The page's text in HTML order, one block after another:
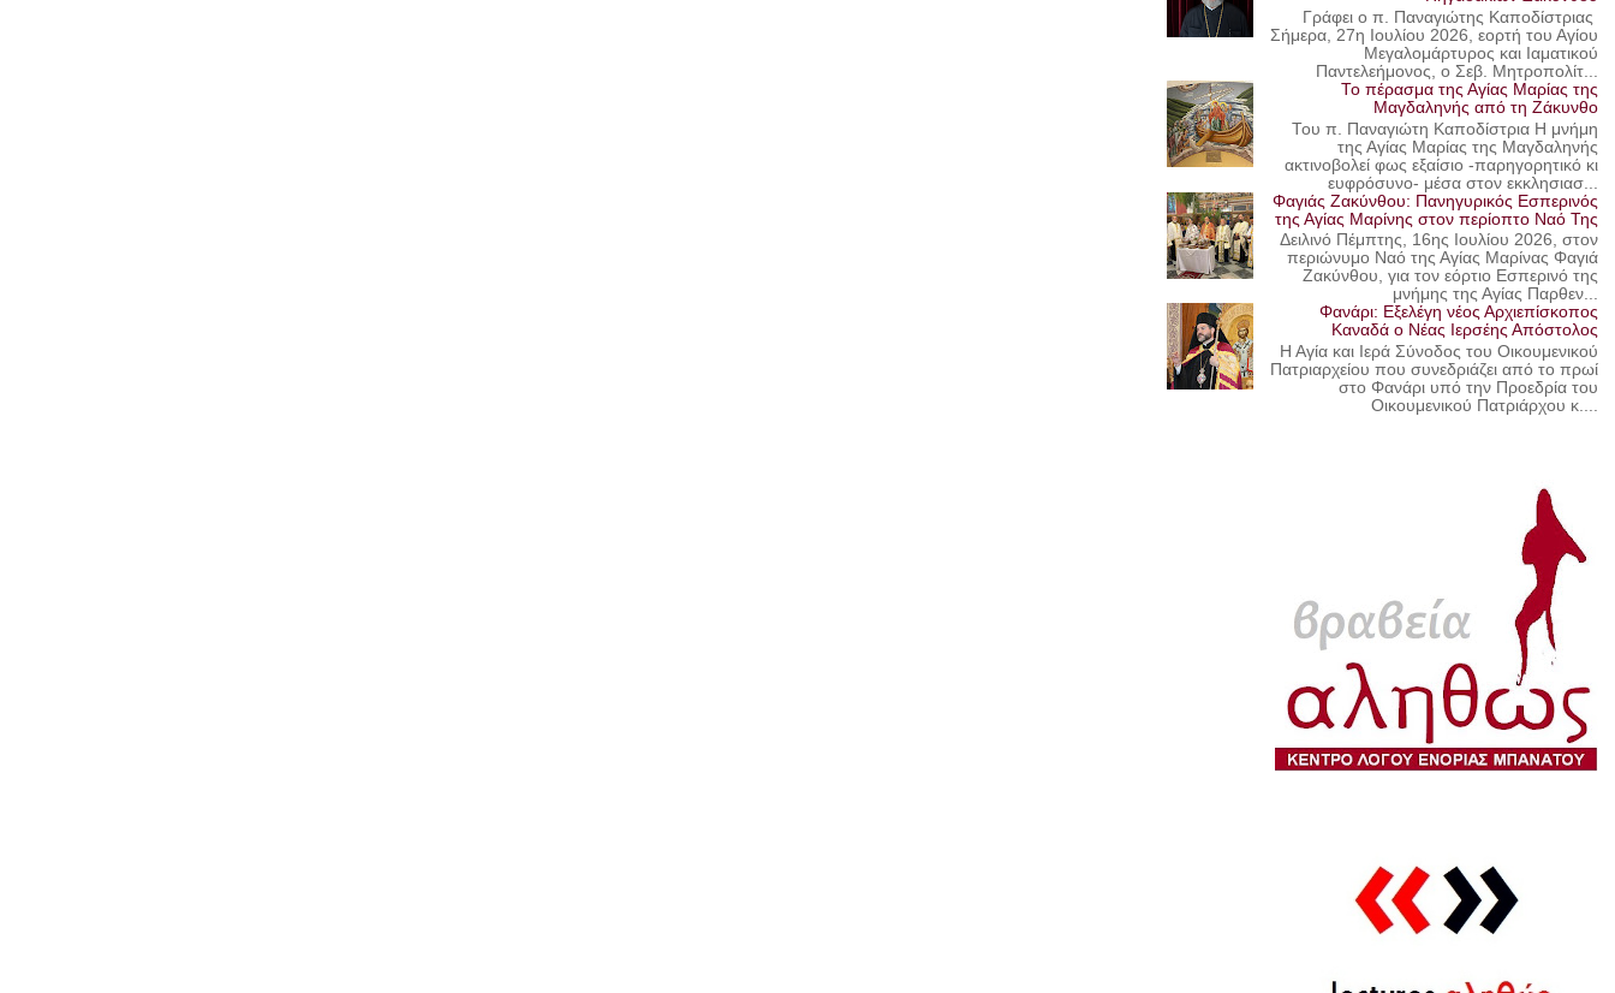
Γράφει ο π. Παναγιώτης Καποδίστριας
Σήμερα, 27η Ιουλίου 2026, εορτή του Αγίου
Μεγαλομάρτυρος και Ιαματικού
Παντελεήμονος, ο Σεβ. Μητροπολίτ...
Το πέρασμα της Αγίας Μαρίας της
Μαγδαληνής από τη Ζάκυνθο
Του π. Παναγιώτη Καποδίστρια Η μνήμη
της Αγίας Μαρίας της Μαγδαληνής
ακτινοβολεί φως εξαίσιο -παρηγορητικό κι
ευφρόσυνο- μέσα στον εκκλησιασ...
Φαγιάς Ζακύνθου: Πανηγυρικός Εσπερινός
της Αγίας Μαρίνης στον περίοπτο Ναό Της
Δειλινό Πέμπτης, 16ης Ιουλίου 2026, στον
περιώνυμο Ναό της Αγίας Μαρίνας Φαγιά
Ζακύνθου, για τον εόρτιο Εσπερινό της
μνήμης της Αγίας Παρθεν...
Φανάρι: Εξελέγη νέος Αρχιεπίσκοπος
Καναδά ο Νέας Ιερσέης Απόστολος
Η Αγία και Ιερά Σύνοδος του Οικουμενικού
Πατριαρχείου που συνεδριάζει από το πρωί
στο Φανάρι υπό την Προεδρία του
Οικουμενικού Πατριάρχου κ....